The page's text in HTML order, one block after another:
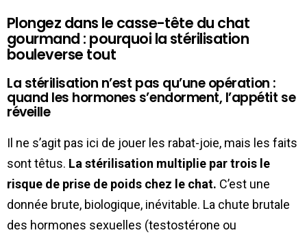
Plongez dans le casse-tête du chat
gourmand : pourquoi la stérilisation
bouleverse tout
La stérilisation n’est pas qu’une opération :
quand les hormones s’endorment, l’appétit se
réveille
Il ne s’agit pas ici de jouer les rabat-joie, mais les faits
sont têtus. La stérilisation multiplie par trois le
risque de prise de poids chez le chat. C’est une
donnée brute, biologique, inévitable. La chute brutale
des hormones sexuelles (testostérone ou